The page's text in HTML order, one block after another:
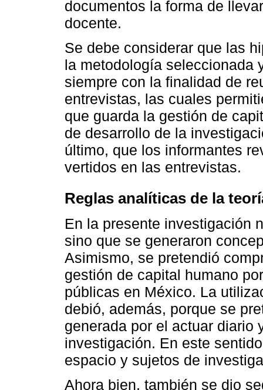
documentos la forma de
docente.
Se debe considerar que las
la metodología seleccionada
siempre con la finalidad de
entrevistas, las cuales
que guarda la gestión de
de desarrollo de la
último, que los informantes
vertidos en las entrevistas.
Reglas analíticas de la
En la presente investigación
sino que se generaron
Asimismo, se pretendió
gestión de capital humano
públicas en México. La
debió, además, porque se
generada por el actuar diario
investigación. En este
espacio y sujetos de
Ahora bien, también se dio